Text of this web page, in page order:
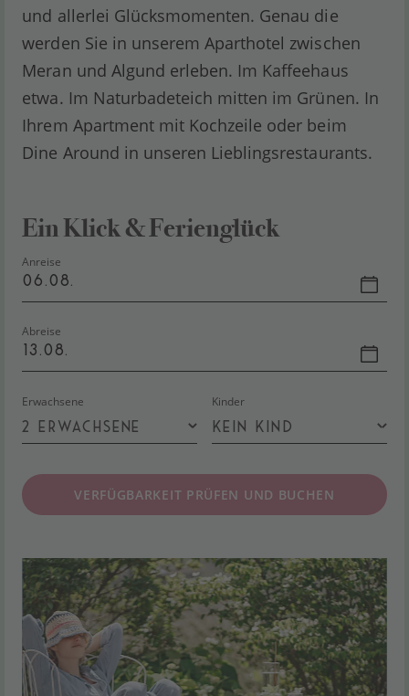
und allerlei Glücksmomenten. Genau die
werden Sie in unserem Aparthotel zwischen
Meran und Algund erleben. Im Kaffeehaus
etwa. Im Naturbadeteich mitten im Grünen. In
Ihrem Apartment mit Kochzeile oder beim
Dine Around in unseren Lieblingsrestaurants.
Ein Klick & Ferienglück
Anreise
06.08.
Abreise
13.08.
Erwachsene Kinder
VERFÜGBARKEIT PRÜFEN UND BUCHEN